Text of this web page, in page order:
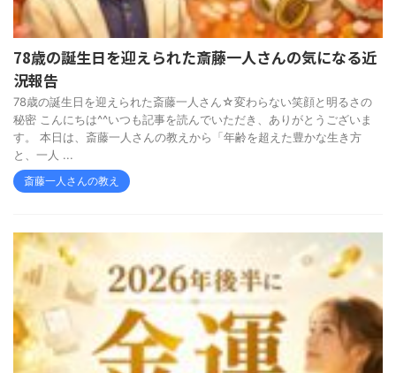
78歳の誕生日を迎えられた斎藤一人さんの気になる近
況報告
78歳の誕生日を迎えられた斎藤一人さん☆変わらない笑顔と明るさの
秘密 こんにちは^^いつも記事を読んでいただき、ありがとうございま
す。 本日は、斎藤一人さんの教えから「年齢を超えた豊かな生き方
と、一人 ...
斎藤一人さんの教え